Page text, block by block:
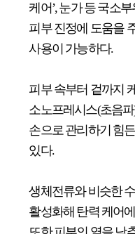
케어’, 눈가 등 국소
피부 진정에 도움을
사용이 가능하다.
피부 속부터 겉까지
소노프레시스(초음
손으로 관리하기 힘
있다.
생체전류와 비슷한
활성화해 탄력 케어